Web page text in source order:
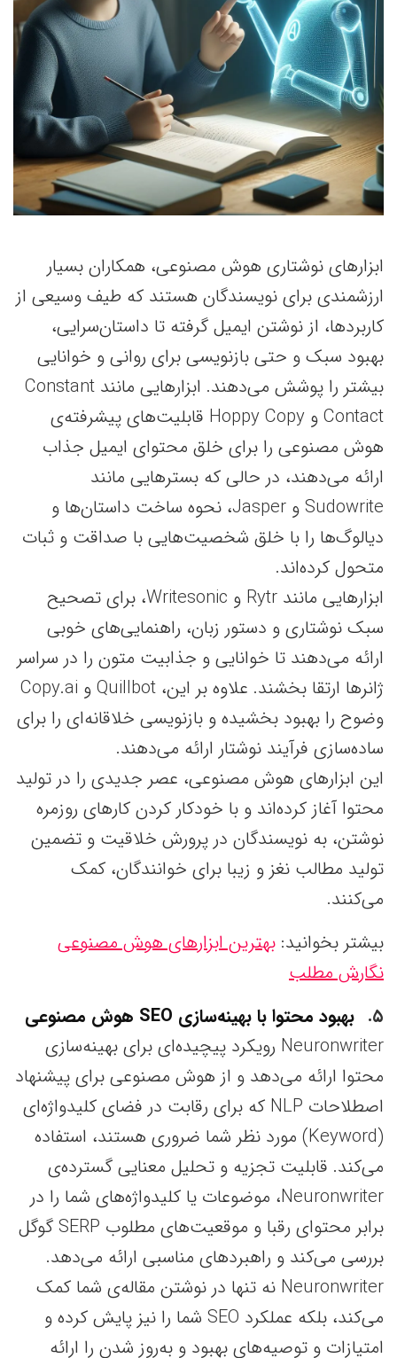
ابزارهای نوشتاری هوش مصنوعی، همکاران بسیار
ارزشمندی برای نویسندگان هستند که طیف وسیعی از
کاربردها، از نوشتن ایمیل گرفته تا داستان‌سرایی،
بهبود سبک و حتی بازنویسی برای روانی و خوانایی
بیشتر را پوشش می‌دهند. ابزارهایی مانند Constant
Contact و Hoppy Copy قابلیت‌های پیشرفته‌ی
هوش مصنوعی را برای خلق محتوای ایمیل جذاب
ارائه می‌دهند، در حالی که بسترهایی مانند
Sudowrite و Jasper، نحوه ساخت داستان‌ها و
دیالوگ‌ها را با خلق شخصیت‌هایی با صداقت و ثبات
متحول کرده‌اند.
ابزارهایی مانند Rytr و Writesonic، برای تصحیح
سبک نوشتاری و دستور زبان، راهنمایی‌های خوبی
ارائه می‌دهند تا خوانایی و جذابیت متون را در سراسر
ژانرها ارتقا بخشند. علاوه بر این، Quillbot و Copy.ai
وضوح را بهبود بخشیده و بازنویسی خلاقانه‌ای را برای
ساده‌سازی فرآیند نوشتار ارائه می‌دهند.
این ابزارهای هوش مصنوعی، عصر جدیدی را در تولید
محتوا آغاز کرده‌اند و با خودکار کردن کارهای روزمره
نوشتن، به نویسندگان در پرورش خلاقیت و تضمین
تولید مطالب نغز و زیبا برای خوانندگان، کمک
می‌کنند.
بیشتر بخوانید: بهترین ابزارهای هوش مصنوعی
نگارش مطلب
۵
بهبود محتوا با بهینه‌سازی SEO هوش مصنوعی
Neuronwriter رویکرد پیچیده‌ای برای بهینه‌سازی
محتوا ارائه می‌دهد و از هوش مصنوعی برای پیشنهاد
اصطلاحات NLP که برای رقابت در فضای کلیدواژه‌ای
(Keyword) مورد نظر شما ضروری هستند، استفاده
می‌کند. قابلیت تجزیه و تحلیل معنایی گسترده‌ی
Neuronwriter، موضوعات یا کلیدواژه‌های شما را در
برابر محتوای رقبا و موقعیت‌های مطلوب SERP گوگل
بررسی می‌کند و راهبردهای مناسبی ارائه می‌دهد.
Neuronwriter نه تنها در نوشتن مقاله‌ی شما کمک
می‌کند، بلکه عملکرد SEO شما را نیز پایش کرده و
امتیازات و توصیه‌های بهبود و به‌روز شدن را ارائه